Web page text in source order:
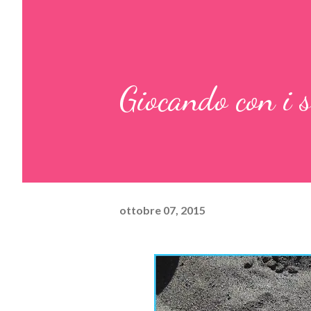
Giocando con i
ottobre 07, 2015